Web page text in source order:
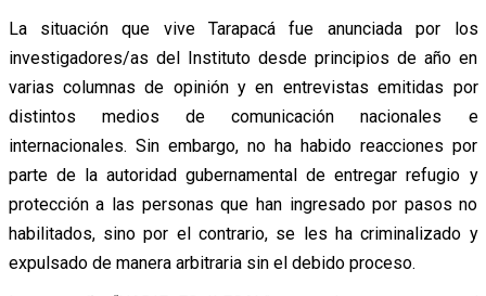
La situación que vive Tarapacá fue anunciada por los
investigadores/as del Instituto desde principios de año en
varias columnas de opinión y en entrevistas emitidas por
distintos medios de comunicación nacionales e
internacionales. Sin embargo, no ha habido reacciones por
parte de la autoridad gubernamental de entregar refugio y
protección a las personas que han ingresado por pasos no
habilitados, sino por el contrario, se les ha criminalizado y
expulsado de manera arbitraria sin el debido proceso.